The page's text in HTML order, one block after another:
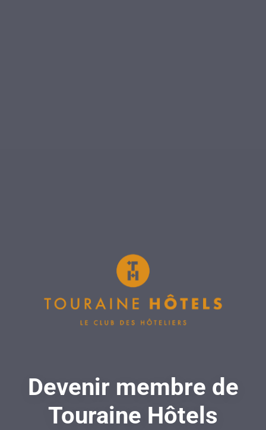
Devenir membre de
Touraine Hôtels